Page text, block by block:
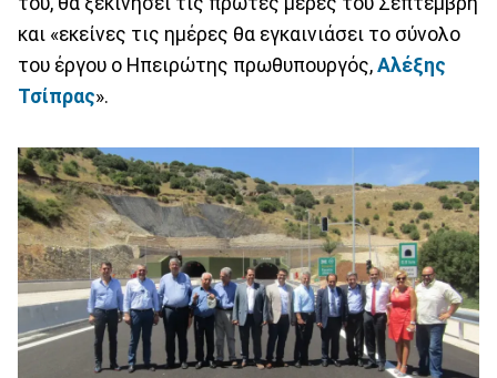
και «εκείνες τις ημέρες θα εγκαινιάσει το σύνολο
του έργου ο Ηπειρώτης πρωθυπουργός, Αλέξης
Τσίπρας».